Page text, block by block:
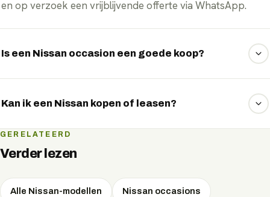
en op verzoek een vrijblijvende offerte via WhatsApp.
Is een Nissan occasion een goede koop?
Let op de batterijgezondheid (SoH) en het laadgedrag —
Kan ik een Nissan kopen of leasen?
Beide. Je kunt een Nissan kopen, financieren, private
leasen of zakelijk leasen. We rekenen de maandlasten en
GERELATEERD
Verder lezen
Alle Nissan-modellen Nissan occasions